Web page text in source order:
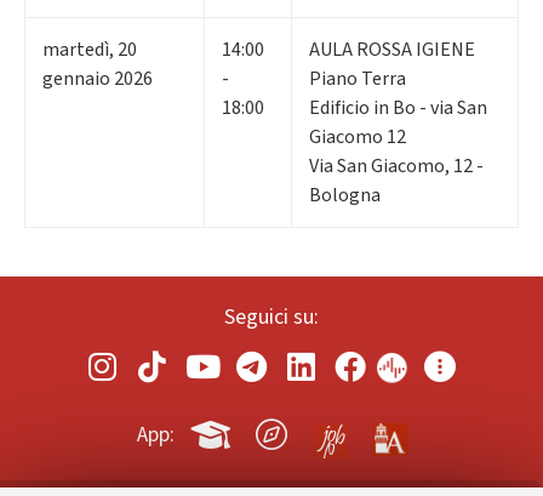
martedì, 20
gennaio 2026
14:00
-
18:00
AULA ROSSA IGIENE
Piano Terra
Edificio in Bo - via San
Giacomo 12
Via San Giacomo, 12 -
Bologna
Seguici su:
App: